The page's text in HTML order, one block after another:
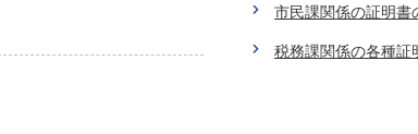
市民課関係の証明書
税務課関係の各種証